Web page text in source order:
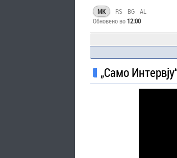
MK RS BG AL
Обновено во 12:00
„Само